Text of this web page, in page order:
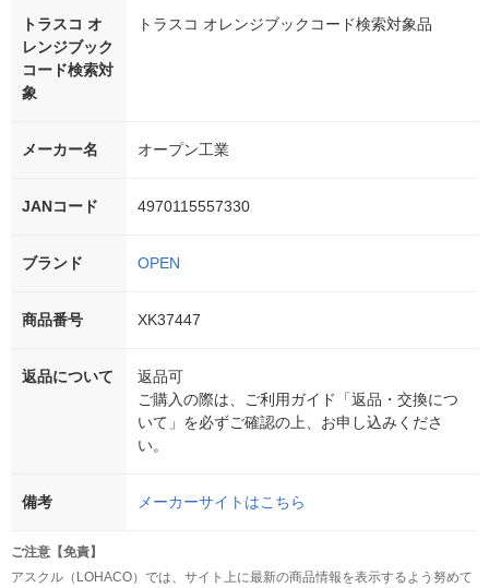
トラスコ オ
レンジブック
コード検索対
象
トラスコ オレンジブックコード検索対象品
メーカー名 オープン工業
JANコード 4970115557330
ブランド OPEN
商品番号 XK37447
返品について
返品可
ご購入の際は、ご利用ガイド「返品・交換につ
いて」を必ずご確認の上、お申し込みくださ
い。
備考 メーカーサイトはこちら
ご注意【免責】
アスクル（LOHACO）では、サイト上に最新の商品情報を表示するよう努めて